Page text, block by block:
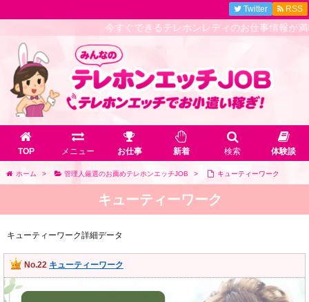
今すぐできるテレホンレディのお仕事情報が満載
TOP メニュー お仕事 新着 検索 体験談
Twitter RSS
ホーム > 管理人厳選のお薦めテレホンエッチJOB > キューティーワーク
キューティーワーク
キューティーワーク詳細データ
No.22 キューティーワーク